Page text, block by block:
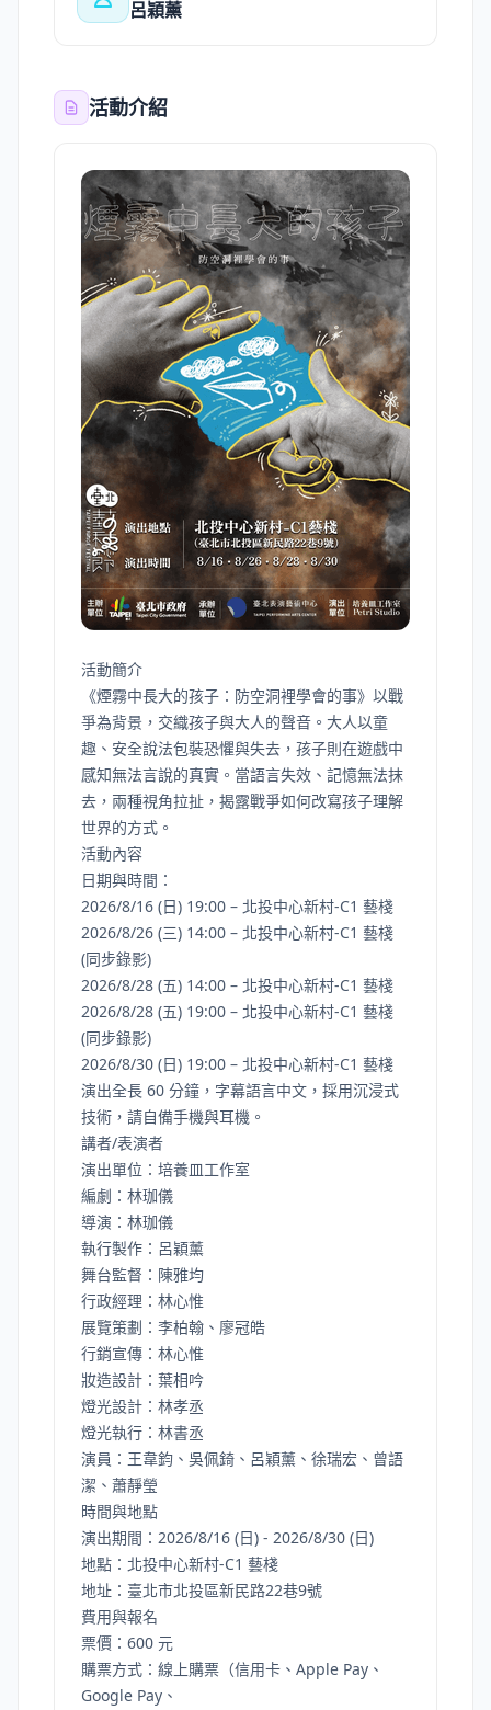
呂穎薰
活動介紹
活動簡介
《煙霧中長大的孩子：防空洞裡學會的事》以戰
爭為背景，交織孩子與大人的聲音。大人以童
趣、安全說法包裝恐懼與失去，孩子則在遊戲中
感知無法言說的真實。當語言失效、記憶無法抹
去，兩種視角拉扯，揭露戰爭如何改寫孩子理解
世界的方式。
活動內容
日期與時間：
2026/8/16 (日) 19:00 – 北投中心新村-C1 藝棧
2026/8/26 (三) 14:00 – 北投中心新村-C1 藝棧
(同步錄影)
2026/8/28 (五) 14:00 – 北投中心新村-C1 藝棧
2026/8/28 (五) 19:00 – 北投中心新村-C1 藝棧
(同步錄影)
2026/8/30 (日) 19:00 – 北投中心新村-C1 藝棧
演出全長 60 分鐘，字幕語言中文，採用沉浸式
技術，請自備手機與耳機。
講者/表演者
演出單位：培養皿工作室
編劇：林珈儀
導演：林珈儀
執行製作：呂穎薰
舞台監督：陳雅均
行政經理：林心惟
展覽策劃：李柏翰、廖冠皓
行銷宣傳：林心惟
妝造設計：葉相吟
燈光設計：林孝丞
燈光執行：林書丞
演員：王韋鈞、吳佩錡、呂穎薰、徐瑞宏、曾語
潔、蕭靜瑩
時間與地點
演出期間：2026/8/16 (日) - 2026/8/30 (日)
地點：北投中心新村-C1 藝棧
地址：臺北市北投區新民路22巷9號
費用與報名
票價：600 元
購票方式：線上購票（信用卡、Apple Pay、
Google Pay、